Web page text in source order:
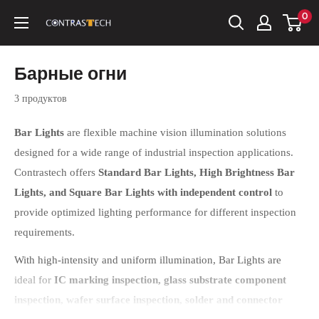
содержанию
Contrastech 0
Барные огни
3 продуктов
Bar Lights are flexible machine vision illumination solutions
designed for a wide range of industrial inspection applications.
Contrastech offers Standard Bar Lights, High Brightness Bar
Lights, and Square Bar Lights with independent control to
provide optimized lighting performance for different inspection
requirements.
With high-intensity and uniform illumination, Bar Lights are
ideal for IC marking inspection, glass substrate component
inspection, wafer surface inspection, solder and connector